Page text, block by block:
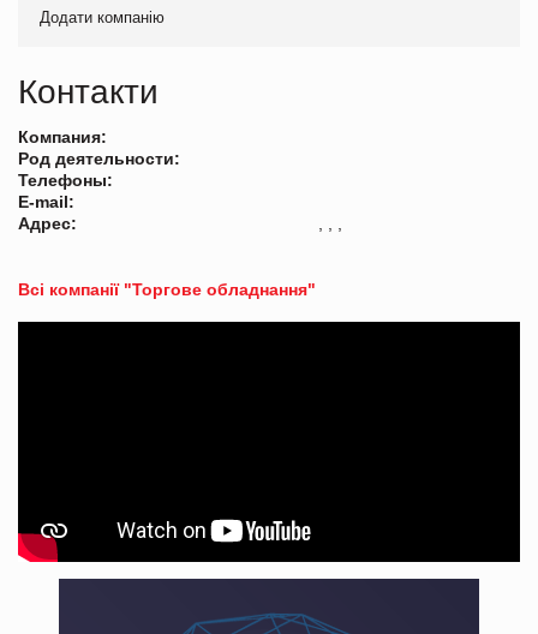
Додати компанію
Контакти
Компания:
Род деятельности:
Телефоны:
E-mail:
Адрес:
Всі компанії "Торгове обладнання"